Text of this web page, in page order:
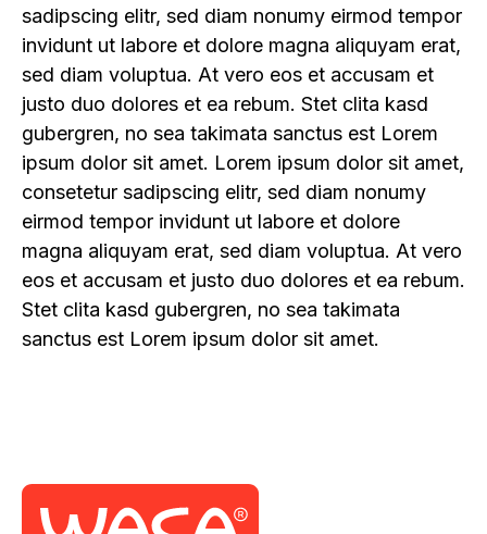
sadipscing elitr, sed diam nonumy eirmod tempor
invidunt ut labore et dolore magna aliquyam erat,
sed diam voluptua. At vero eos et accusam et
justo duo dolores et ea rebum. Stet clita kasd
gubergren, no sea takimata sanctus est Lorem
ipsum dolor sit amet. Lorem ipsum dolor sit amet,
consetetur sadipscing elitr, sed diam nonumy
eirmod tempor invidunt ut labore et dolore
magna aliquyam erat, sed diam voluptua. At vero
eos et accusam et justo duo dolores et ea rebum.
Stet clita kasd gubergren, no sea takimata
sanctus est Lorem ipsum dolor sit amet.